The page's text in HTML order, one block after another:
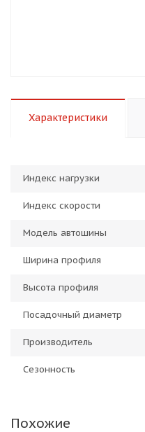
Характеристики
Индекс нагрузки
Индекс скорости
Модель автошины
Ширина профиля
Высота профиля
Посадочный диаметр
Производитель
Сезонность
Похожие